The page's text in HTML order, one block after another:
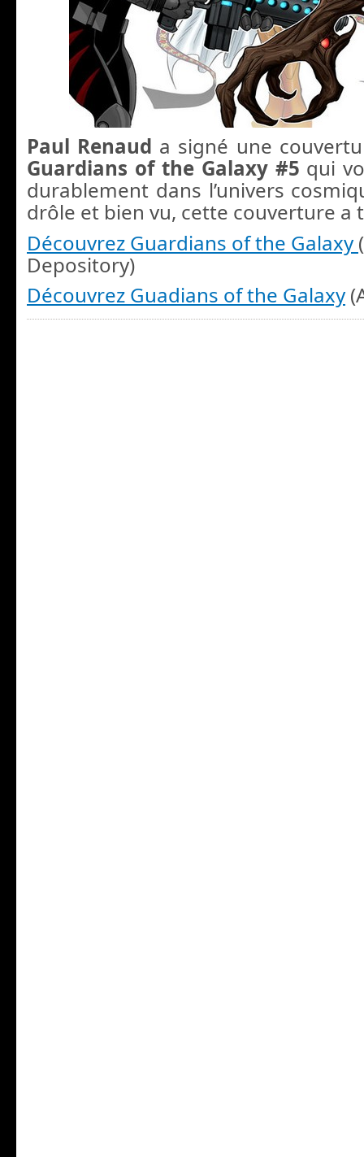
Paul Renaud a signé une
Guardians of the Galaxy #5 qui
durablement dans l’univers
drôle et bien vu, cette couverture a
Découvrez Guardians of the Galaxy
Depository)
Découvrez Guadians of the Galaxy